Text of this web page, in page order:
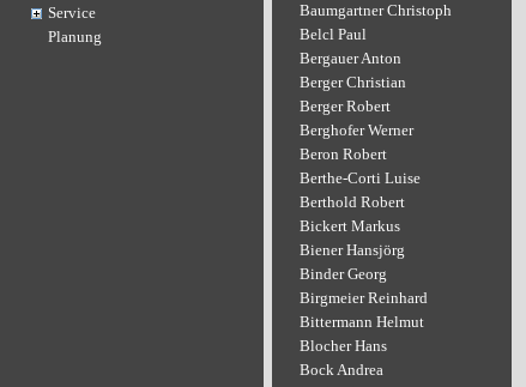
Service
Planung
Baumgartner Christoph
Belcl Paul
Bergauer Anton
Berger Christian
Berger Robert
Berghofer Werner
Beron Robert
Berthe-Corti Luise
Berthold Robert
Bickert Markus
Biener Hansjörg
Binder Georg
Birgmeier Reinhard
Bittermann Helmut
Blocher Hans
Bock Andrea